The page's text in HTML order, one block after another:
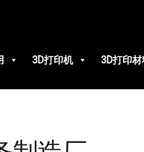
3D打印机 3D打印材